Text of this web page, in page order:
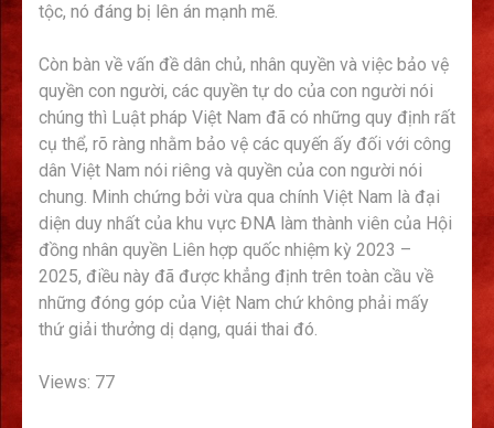
tộc, nó đáng bị lên án mạnh mẽ.
Còn bàn về vấn đề dân chủ, nhân quyền và việc bảo vệ
quyền con người, các quyền tự do của con người nói
chúng thì Luật pháp Việt Nam đã có những quy định rất
cụ thể, rõ ràng nhằm bảo vệ các quyến ấy đối với công
dân Việt Nam nói riêng và quyền của con người nói
chung. Minh chứng bởi vừa qua chính Việt Nam là đại
diện duy nhất của khu vực ĐNA làm thành viên của Hội
đồng nhân quyền Liên hợp quốc nhiệm kỳ 2023 –
2025, điều này đã được khẳng định trên toàn cầu về
những đóng góp của Việt Nam chứ không phải mấy
thứ giải thưởng dị dạng, quái thai đó.
Views: 77